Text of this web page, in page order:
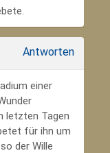
Antworten
einer
letzten Tagen
für ihn um
der Wille